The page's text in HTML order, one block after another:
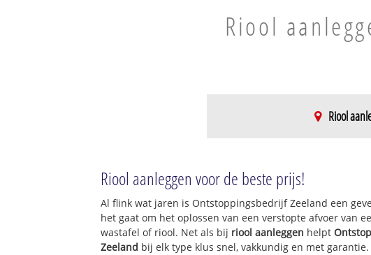
Riool
Riool
Riool aanleggen voor de beste prijs!
Al flink wat jaren is Ontstoppingsbedrijf Zeeland een
het gaat om het oplossen van een verstopte afvoer van
wastafel of riool. Net als bij riool aanleggen helpt
Zeeland bij elk type klus snel, vakkundig en met